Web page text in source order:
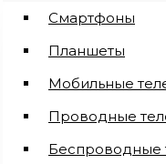
Смартфоны
Планшеты
Мобильные
Проводные
Беспроводные